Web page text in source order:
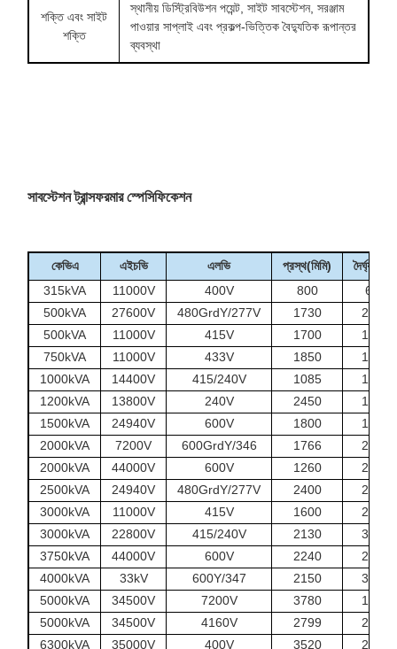
শক্তি এবং সাইট
শক্তি
স্থানীয় ডিস্ট্রিবিউশন পয়েন্ট, সাইট সাবস্টেশন, সরঞ্জাম
পাওয়ার সাপ্লাই এবং প্রকল্প-ভিত্তিক বৈদ্যুতিক রূপান্তর
ব্যবস্থা
সাবস্টেশন ট্রান্সফরমার স্পেসিফিকেশন
কেভিএ এইচভি এলভি প্রস্থ(মিমি)
দৈর্ঘ্য(মিমি)
315kVA
11000V 400V 800
696
500kVA
27600V 480GrdY/277V 1730
2300
500kVA
11000V 415V 1700
1700
750kVA
11000V 433V 1850
1845
1000kVA
14400V 415/240V 1085
1860
1200kVA
13800V 240V 2450
1850
1500kVA
24940V 600V 1800
1880
2000kVA
7200V 600GrdY/346 1766
2680
2000kVA
44000V 600V 1260
2090
2500kVA
24940V 480GrdY/277V 2400
2200
3000kVA
11000V 415V 1600
2330
3000kVA
22800V 415/240V 2130
3500
3750kVA
44000V 600V 2240
2650
4000kVA
33kV 600Y/347 2150
3250
5000kVA
34500V 7200V 3780
1850
5000kVA
34500V 4160V 2799
2400
6300kVA
35000V 400V 3520 2820